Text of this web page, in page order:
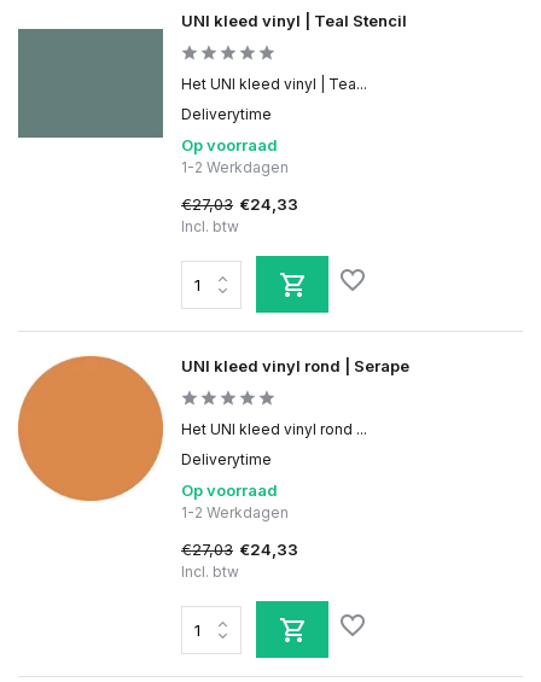
UNI kleed vinyl | Teal Stencil
Het UNI kleed vinyl | Tea...
Deliverytime
Op voorraad
1-2 Werkdagen
€27,03 €24,33
Incl. btw
UNI kleed vinyl rond | Serape
Het UNI kleed vinyl rond ...
Deliverytime
Op voorraad
1-2 Werkdagen
€27,03 €24,33
Incl. btw